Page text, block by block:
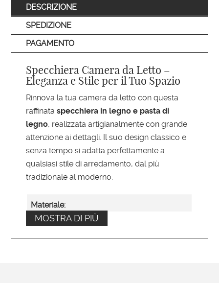
DESCRIZIONE
SPEDIZIONE
PAGAMENTO
Specchiera Camera da Letto –
Eleganza e Stile per il Tuo Spazio
Rinnova la tua camera da letto con questa
raffinataspecchiera in legno e pasta di
legno, realizzata artigianalmente con grande
attenzione ai dettagli. Il suo design classico e
senza tempo si adatta perfettamente a
qualsiasi stile di arredamento, dal più
tradizionale al moderno.
Materiale:
Legno e pasta di legno
MOSTRA DI PIÙ